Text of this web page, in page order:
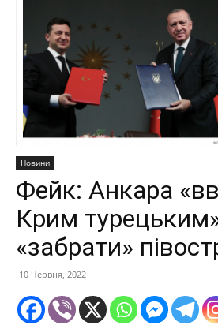
Новини
Фейк: Анкара
Крим
«забрати»
10 Червня, 2022